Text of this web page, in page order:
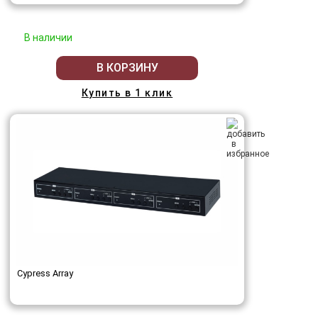
В наличии
В КОРЗИНУ
Купить в 1 клик
Cypress Array